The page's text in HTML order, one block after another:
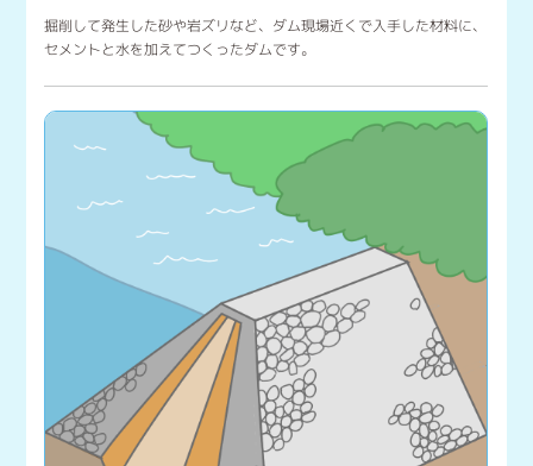
掘削して発生した砂や岩ズリなど、ダム現場近くで入手した材料に、
セメントと水を加えてつくったダムです。